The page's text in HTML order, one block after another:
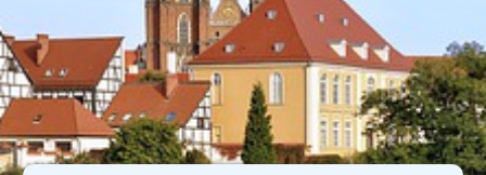
Historia zamówień
Przegląd danych
Rabaty grupowe
Kody rabatowe
Rejestracja